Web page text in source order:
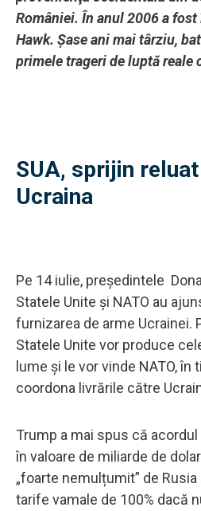
României. În anul 2006 a
Hawk. Şase ani mai târziu,
primele trageri de luptă reale
SUA, sprijin
Ucraina
Pe 14 iulie, președintele
Statele Unite și NATO au
furnizarea de arme Ucrainei.
Statele Unite vor produce
lume și le vor vinde NATO, în
coordona livrările către
Trump a mai spus că
în valoare de miliarde de
„foarte nemulțumit” de
tarife vamale de 100% dacă